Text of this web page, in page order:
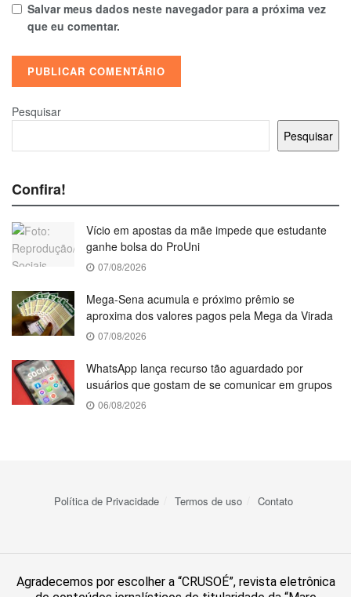
Salvar meus dados neste navegador para a próxima vez
que eu comentar.
Pesquisar
Pesquisar
Confira!
Vício em apostas da mãe impede que estudante
ganhe bolsa do ProUni
07/08/2026
Mega-Sena acumula e próximo prêmio se
aproxima dos valores pagos pela Mega da Virada
07/08/2026
WhatsApp lança recurso tão aguardado por
usuários que gostam de se comunicar em grupos
06/08/2026
Política de Privacidade Termos de uso Contato
Agradecemos por escolher a “CRUSOÉ”, revista eletrônica